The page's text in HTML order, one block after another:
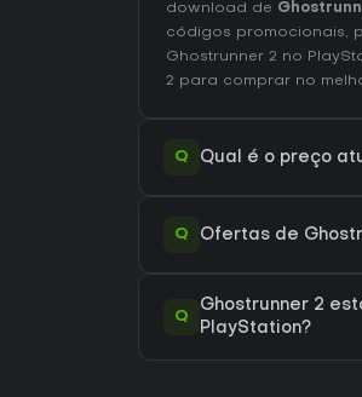
download de
códigos promocionais,
Ghostrunner 2 no
2 para comprar no
Q Qual é o preço
Q Ofertas de
Q
Ghostrunner 2
PlayStation?